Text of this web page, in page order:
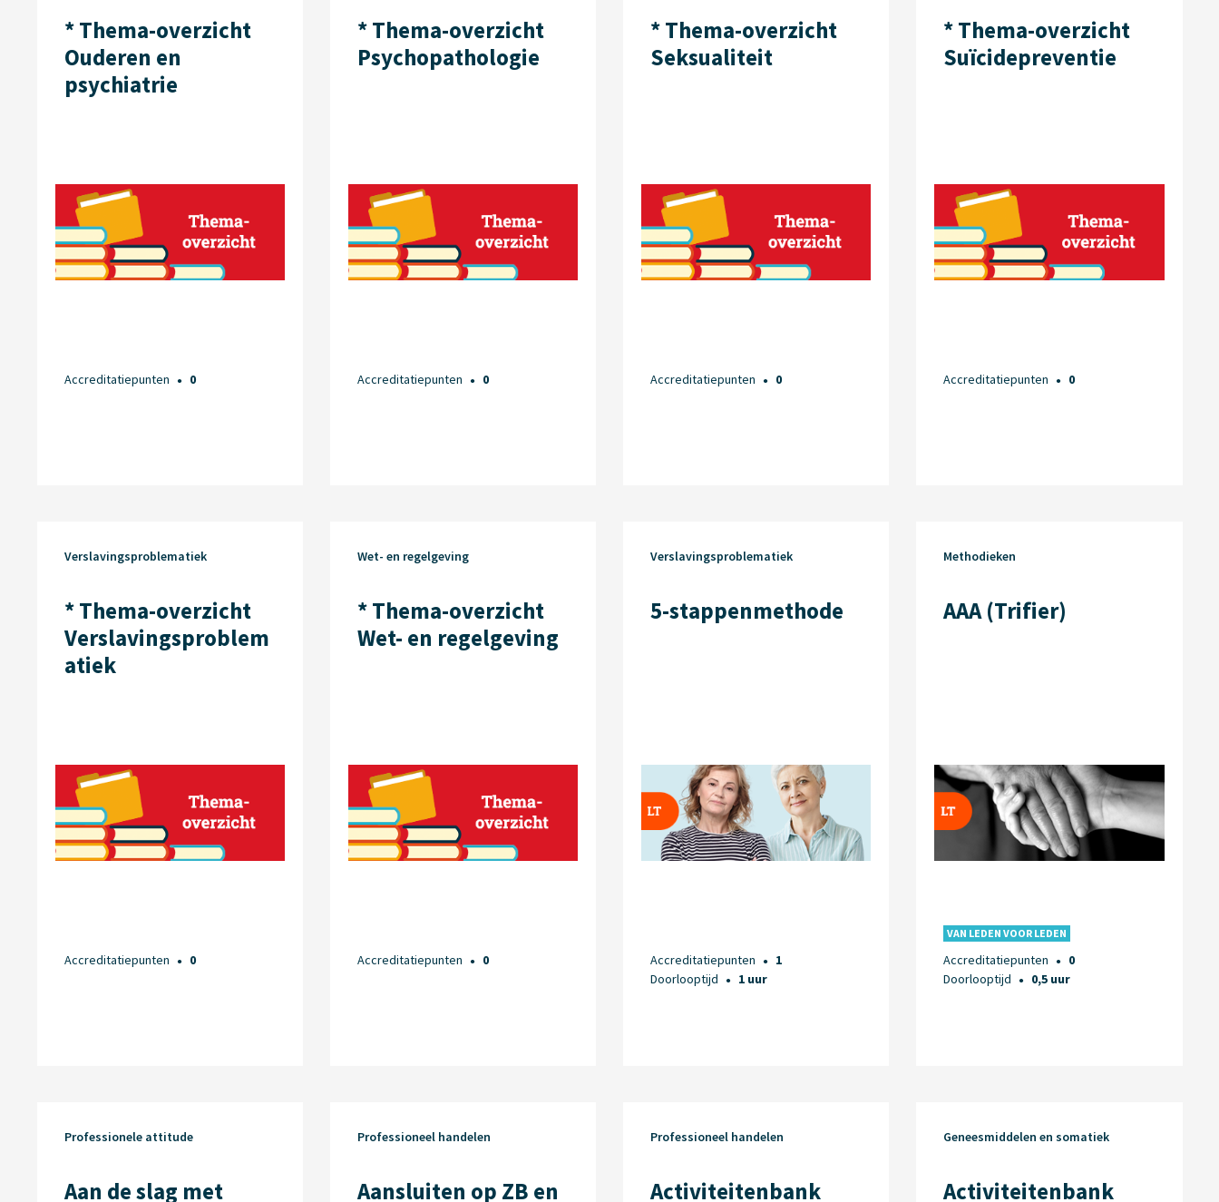
* Thema-overzicht
Ouderen en
psychiatrie
Accreditatiepunten ● 0
* Thema-overzicht
Psychopa­thologie
Accreditatiepunten ● 0
* Thema-overzicht
Seksualiteit
Accreditatiepunten ● 0
* Thema-overzicht
Suïcide­preventie
Accreditatiepunten ● 0
Verslavingsproblematiek
* Thema-overzicht
Verslavingsproblem
atiek
Accreditatiepunten ● 0
Wet- en regelgeving
* Thema-overzicht
Wet- en regelgeving
Accreditatiepunten ● 0
Verslavingsproblematiek
5-stappenmethode
Accreditatiepunten ●
1
Doorlooptijd
● 1 uur
Methodieken
AAA (Trifier)
VAN LEDEN VOOR LEDEN
Accreditatiepunten ●
0
Doorlooptijd
● 0,5 uur
Professionele attitude
Aan de slag met
Professioneel handelen
Aansluiten op ZB en
Professioneel handelen
Activiteitenbank
Geneesmiddelen en somatiek
Activiteitenbank